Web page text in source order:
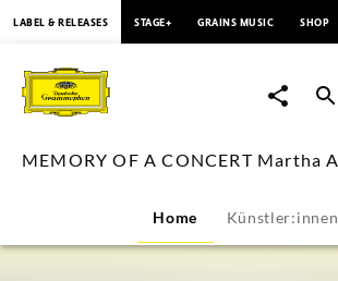
MEMORY
OF
A
CONCERT
Martha
LABEL & RELEASES STAGE+ GRAINS MUSIC SHOP
Home Künstler:innen